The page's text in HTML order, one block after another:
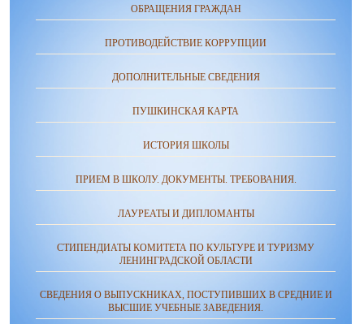
ОБРАЩЕНИЯ ГРАЖДАН
ПРОТИВОДЕЙСТВИЕ КОРРУПЦИИ
ДОПОЛНИТЕЛЬНЫЕ СВЕДЕНИЯ
ПУШКИНСКАЯ КАРТА
ИСТОРИЯ ШКОЛЫ
ПРИЕМ В ШКОЛУ. ДОКУМЕНТЫ. ТРЕБОВАНИЯ.
ЛАУРЕАТЫ И ДИПЛОМАНТЫ
СТИПЕНДИАТЫ КОМИТЕТА ПО КУЛЬТУРЕ И ТУРИЗМУ
ЛЕНИНГРАДСКОЙ ОБЛАСТИ
СВЕДЕНИЯ О ВЫПУСКНИКАХ, ПОСТУПИВШИХ В СРЕДНИЕ И
ВЫСШИЕ УЧЕБНЫЕ ЗАВЕДЕНИЯ.